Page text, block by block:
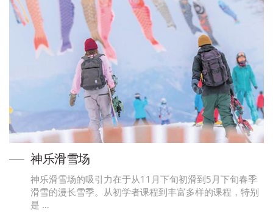
神乐滑雪场
神乐滑雪场的吸引力在于从11月下旬初滑到5月下旬春季
滑雪的漫长雪季。从初学者课程到丰富多样的课程，特别
是 …